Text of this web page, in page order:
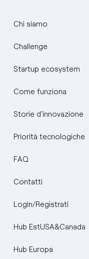
Chi siamo
Challenge
Startup ecosystem
Come funziona
Storie d'innovazione
Priorità tecnologiche
FAQ
Contatti
Login/Registrati
Hub EstUSA&Canada
Hub Europa